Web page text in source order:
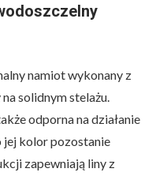
namiot wykonany z
solidnym stelażu.
odporna na działanie
jej kolor pozostanie
zapewniają liny z